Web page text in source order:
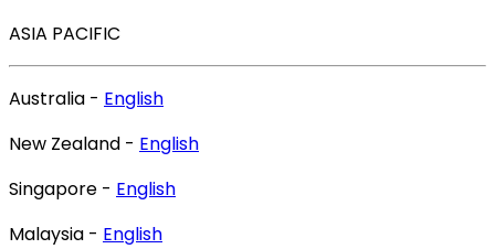
ASIA PACIFIC
Australia - English
New Zealand - English
Singapore - English
Malaysia - English